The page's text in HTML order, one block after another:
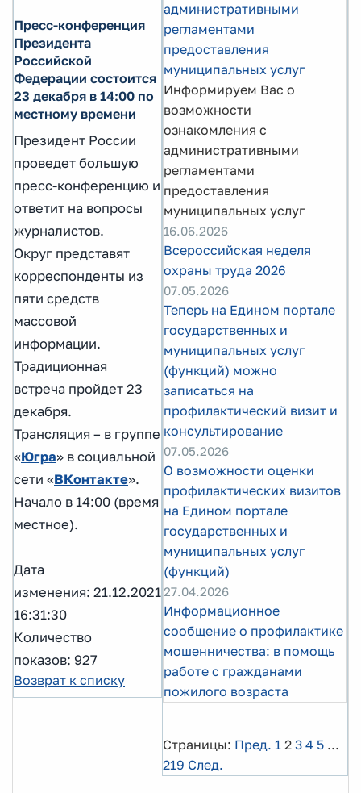
Пресс-конференция
Президента
Российской
Федерации состоится
23 декабря в 14:00 по
местному времени
Президент России
проведет большую
пресс-конференцию и
ответит на вопросы
журналистов.
Округ представят
корреспонденты из
пяти средств
массовой
информации.
Традиционная
встреча пройдет 23
декабря.
Трансляция – в группе
«Югра» в социальной
сети «ВКонтакте».
Начало в 14:00 (время
местное).
Дата
изменения: 21.12.2021
16:31:30
Количество
показов: 927
Возврат к списку
административными
регламентами
предоставления
муниципальных услуг
Информируем Вас о
возможности
ознакомления с
административными
регламентами
предоставления
муниципальных услуг
16.06.2026
Всероссийская неделя
охраны труда 2026
07.05.2026
Теперь на Едином портале
государственных и
муниципальных услуг
(функций) можно
записаться на
профилактический визит и
консультирование
07.05.2026
О возможности оценки
профилактических визитов
на Едином портале
государственных и
муниципальных услуг
(функций)
27.04.2026
Информационное
сообщение о профилактике
мошенничества: в помощь
работе с гражданами
пожилого возраста
Страницы: Пред. 1 2 3 4 5 ...
219 След.